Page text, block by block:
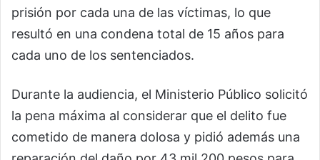
prisión por cada una de las víctimas, lo que
resultó en una condena total de 15 años para
cada uno de los sentenciados.
Durante la audiencia, el Ministerio Público solicitó
la pena máxima al considerar que el delito fue
cometido de manera dolosa y pidió además una